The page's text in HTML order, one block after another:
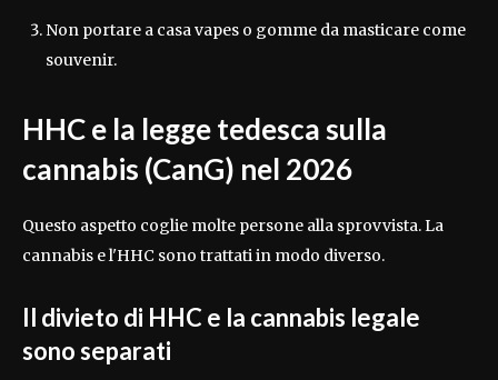
Non portare a casa vapes o gomme da masticare come
souvenir.
HHC e la legge tedesca sulla
cannabis (CanG) nel 2026
Questo aspetto coglie molte persone alla sprovvista. La
cannabis e l'HHC sono trattati in modo diverso.
Il divieto di HHC e la cannabis legale
sono separati